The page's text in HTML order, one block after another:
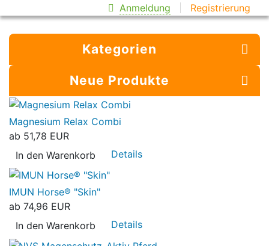
Anmeldung Registrierung
Kategorien
Neue Produkte
Magnesium Relax Combi
ab 51,78 EUR
In den Warenkorb
Details
IMUN Horse® "Skin"
ab 74,96 EUR
In den Warenkorb
Details